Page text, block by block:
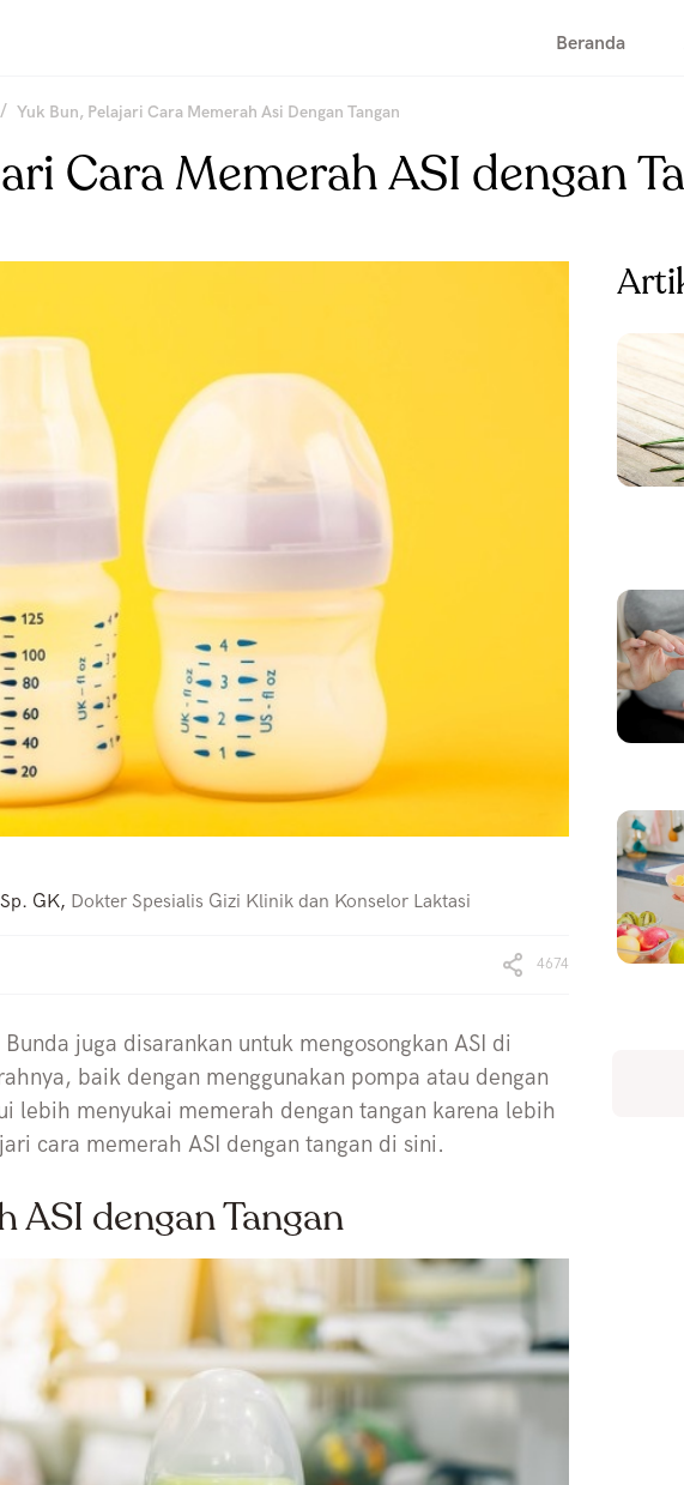
Beranda
/ Yuk Bun, Pelajari Cara Memerah Asi Dengan Tangan
Cara Memerah ASI dengan
GK, Dokter Spesialis Gizi Klinik dan Konselor Laktasi
4674
juga disarankan untuk mengosongkan ASI di
baik dengan menggunakan pompa atau dengan
lebih menyukai memerah dengan tangan karena lebih
cara memerah ASI dengan tangan di sini.
dengan Tangan